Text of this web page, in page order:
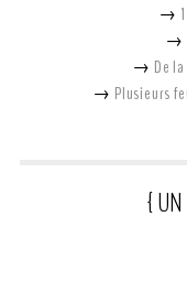
→
→
→ De
→ Plusieurs
{ UN